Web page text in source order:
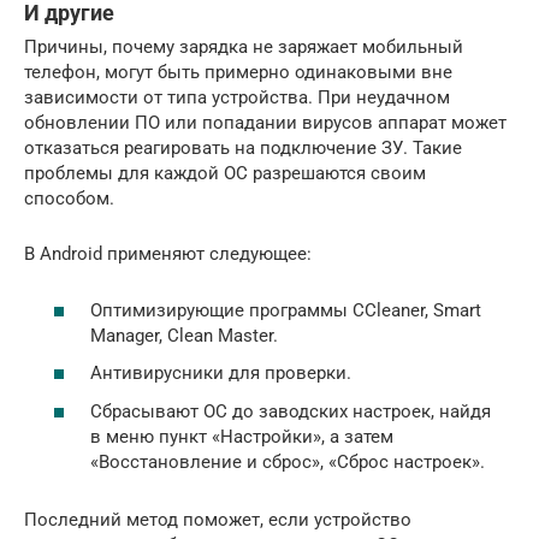
И другие
Причины, почему зарядка не заряжает мобильный
телефон, могут быть примерно одинаковыми вне
зависимости от типа устройства. При неудачном
обновлении ПО или попадании вирусов аппарат может
отказаться реагировать на подключение ЗУ. Такие
проблемы для каждой ОС разрешаются своим
способом.
В Android применяют следующее:
Оптимизирующие программы CCleaner, Smart
Manager, Clean Master.
Антивирусники для проверки.
Сбрасывают ОС до заводских настроек, найдя
в меню пункт «Настройки», а затем
«Восстановление и сброс», «Сброс настроек».
Последний метод поможет, если устройство